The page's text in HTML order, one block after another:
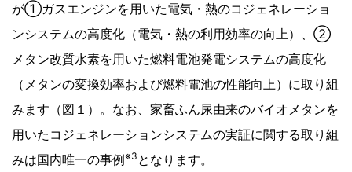
が①ガスエンジンを用いた電気・熱のコジェネレーショ
ンシステムの高度化（電気・熱の利用効率の向上）、②
メタン改質水素を用いた燃料電池発電システムの高度化
（メタンの変換効率および燃料電池の性能向上）に取り組
みます（図１）。なお、家畜ふん尿由来のバイオメタンを
用いたコジェネレーションシステムの実証に関する取り組
みは国内唯一の事例※3 となります。